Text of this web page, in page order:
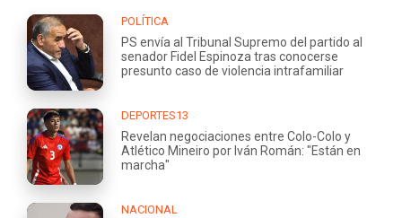
POLÍTICA
PS envía al Tribunal Supremo del partido al
senador Fidel Espinoza tras conocerse
presunto caso de violencia intrafamiliar
DEPORTES13
Revelan negociaciones entre Colo-Colo y
Atlético Mineiro por Iván Román: "Están en
marcha"
NACIONAL